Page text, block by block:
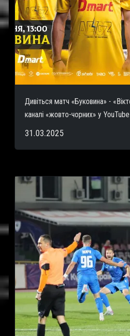
Дивіться матч «Буковина» -
каналі «жовто-чорних» у YouTube
31.03.2025